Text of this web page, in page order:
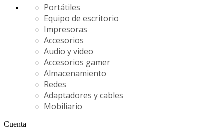
Portátiles
Equipo de escritorio
Impresoras
Accesorios
Audio y video
Accesorios gamer
Almacenamiento
Redes
Adaptadores y cables
Mobiliario
Cuenta